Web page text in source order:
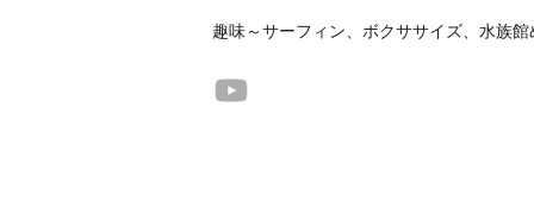
趣味～サーフィン、ボクササイズ、水族館